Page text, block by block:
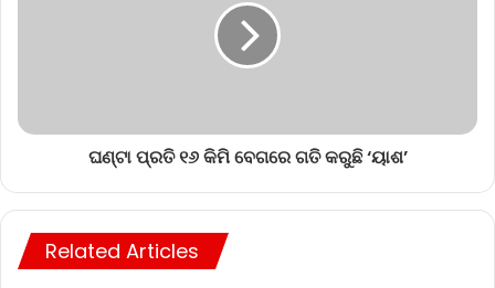
ଘଣ୍ଟା ପ୍ରତି ୧୬ କିମି ବେଗରେ ଗତି କରୁଛି ‘ୟାଶ’
Related Articles